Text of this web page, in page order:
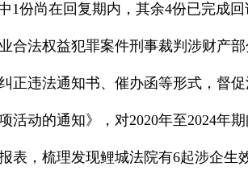
份尚在回复期内，其余4份已完成
合法权益犯罪案件刑事裁判涉财产
违法通知书、催办函等形式，督
动的通知》，对2020年至2024年
，梳理发现鲤城法院有6起涉企生